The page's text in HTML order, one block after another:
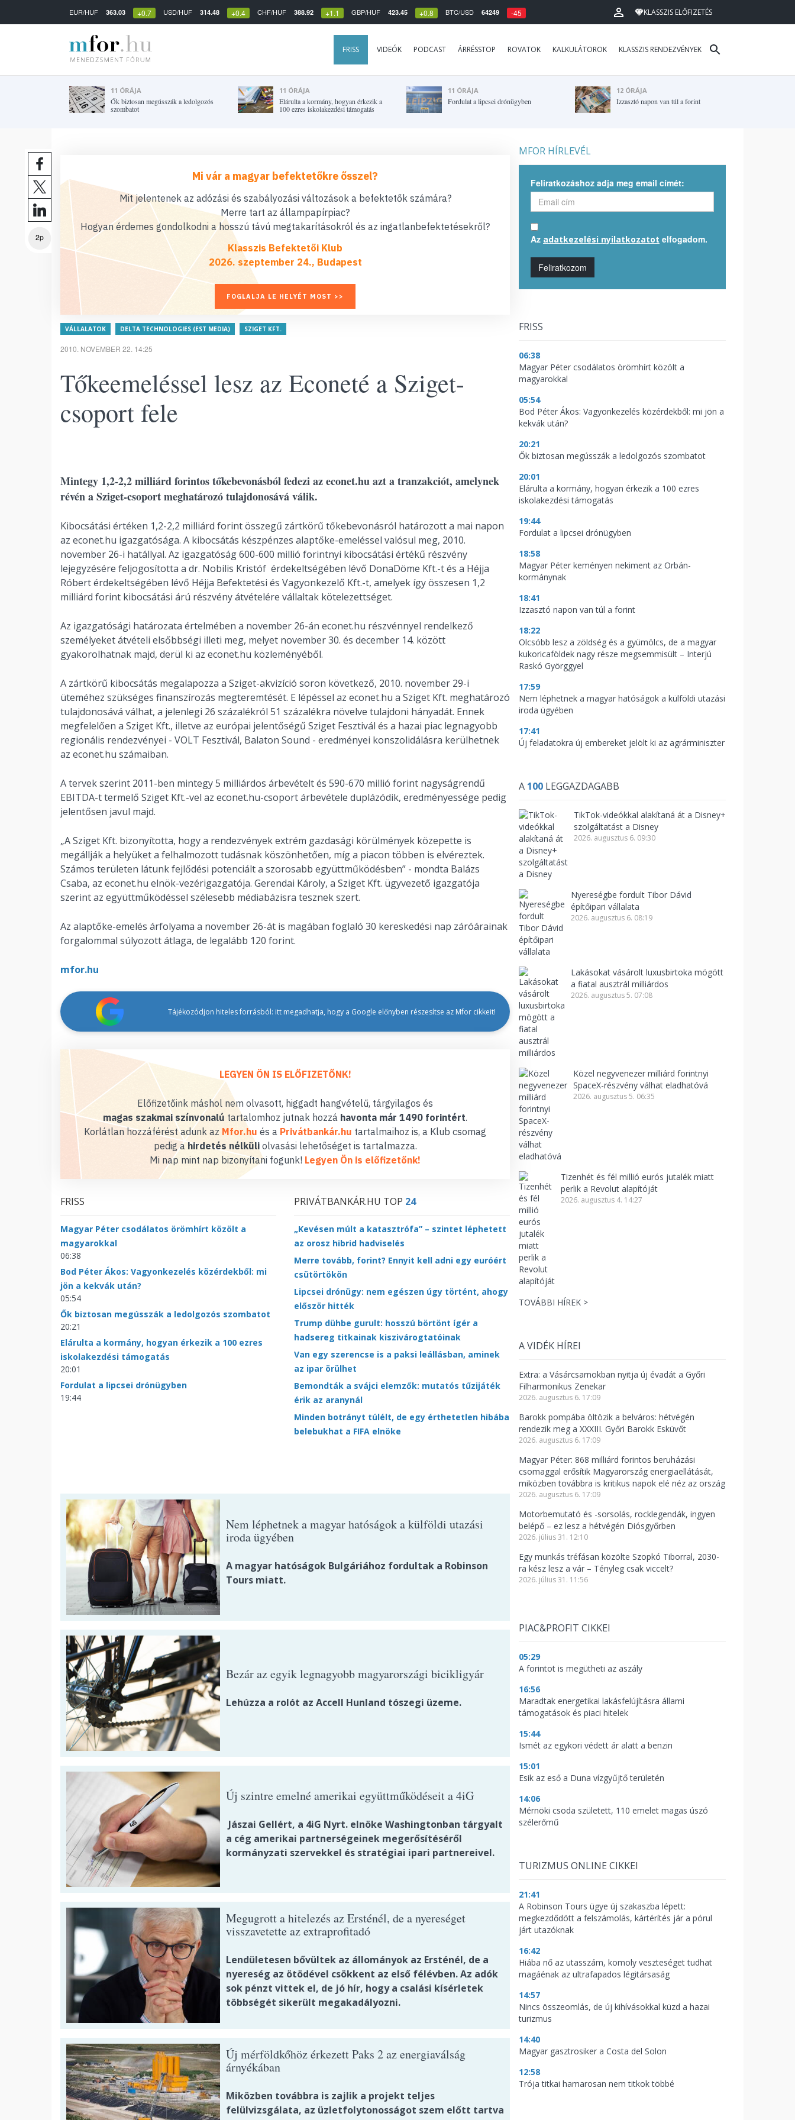
EUR/HUF 363.03 +0.7 USD/HUF 314.48 +0.4 CHF/HUF 388.92 +1.1 GBP/HUF 423.45 +0.8 BTC/USD 64249 -45 KLASSZIS ELŐFIZETÉS
FRISS VIDEÓK PODCAST ÁRRÉSSTOP ROVATOK KALKULÁTOROK KLASSZIS RENDEZVÉNYEK
11 ÓRÁJA
Ők biztosan megússzák a ledolgozós
szombatot
11 ÓRÁJA
Elárulta a kormány, hogyan érkezik a
100 ezres iskolakezdési támogatás
11 ÓRÁJA
Fordulat a lipcsei drónügyben
12 ÓRÁJA
Izzasztó napon van túl a forint
2p
Mi vár a magyar befektetőkre ősszel?
Mit jelentenek az adózási és szabályozási változások a befektetők számára?
Merre tart az állampapírpiac?
Hogyan érdemes gondolkodni a hosszú távú megtakarításokról és az ingatlanbefektetésekről?
Klasszis Befektetői Klub
2026. szeptember 24., Budapest
FOGLALJA LE HELYÉT MOST >>
VÁLLALATOK DELTA TECHNOLOGIES (EST MEDIA) SZIGET KFT.
2010. NOVEMBER 22. 14:25
Tőkeemeléssel lesz az Econeté a Sziget-
csoport fele
Mintegy 1,2-2,2 milliárd forintos tőkebevonásból fedezi az econet.hu azt a tranzakciót, amelynek
révén a Sziget-csoport meghatározó tulajdonosává válik.
Kibocsátási értéken 1,2-2,2 milliárd forint összegű zártkörű tőkebevonásról határozott a mai napon
az econet.hu igazgatósága. A kibocsátás készpénzes alaptőke-emeléssel valósul meg, 2010.
november 26-i hatállyal. Az igazgatóság 600-600 millió forintnyi kibocsátási értékű részvény
lejegyzésére feljogosította a dr. Nobilis Kristóf érdekeltségében lévő DonaDöme Kft.-t és a Héjja
Róbert érdekeltségében lévő Héjja Befektetési és Vagyonkezelő Kft.-t, amelyek így összesen 1,2
milliárd forint kibocsátási árú részvény átvételére vállaltak kötelezettséget.
Az igazgatósági határozata értelmében a november 26-án econet.hu részvénnyel rendelkező
személyeket átvételi elsőbbségi illeti meg, melyet november 30. és december 14. között
gyakorolhatnak majd, derül ki az econet.hu közleményéből.
A zártkörű kibocsátás megalapozza a Sziget-akvizíció soron következő, 2010. november 29-i
üteméhez szükséges finanszírozás megteremtését. E lépéssel az econet.hu a Sziget Kft. meghatározó
tulajdonosává válhat, a jelenlegi 26 százalékról 51 százalékra növelve tulajdoni hányadát. Ennek
megfelelően a Sziget Kft., illetve az európai jelentőségű Sziget Fesztivál és a hazai piac legnagyobb
regionális rendezvényei - VOLT Fesztivál, Balaton Sound - eredményei konszolidálásra kerülhetnek
az econet.hu számaiban.
A tervek szerint 2011-ben mintegy 5 milliárdos árbevételt és 590-670 millió forint nagyságrendű
EBITDA-t termelő Sziget Kft.-vel az econet.hu-csoport árbevétele duplázódik, eredményessége pedig
jelentősen javul majd.
„A Sziget Kft. bizonyította, hogy a rendezvények extrém gazdasági körülmények közepette is
megállják a helyüket a felhalmozott tudásnak köszönhetően, míg a piacon többen is elvéreztek.
Számos területen látunk fejlődési potenciált a szorosabb együttműködésben” - mondta Balázs
Csaba, az econet.hu elnök-vezérigazgatója. Gerendai Károly, a Sziget Kft. ügyvezető igazgatója
szerint az együttműködéssel szélesebb médiabázisra tesznek szert.
Az alaptőke-emelés árfolyama a november 26-át is magában foglaló 30 kereskedési nap záróárainak
forgalommal súlyozott átlaga, de legalább 120 forint.
mfor.hu
Tájékozódjon hiteles forrásból: itt megadhatja, hogy a Google előnyben részesítse az Mfor cikkeit!
LEGYEN ÖN IS ELŐFIZETŐNK!
Előfizetőink máshol nem olvasott, higgadt hangvételű, tárgyilagos és
magas szakmai színvonalú tartalomhoz jutnak hozzá havonta már 1490 forintért.
Korlátlan hozzáférést adunk az Mfor.hu és a Privátbankár.hu tartalmaihoz is, a Klub csomag
pedig ahirdetés nélküliolvasási lehetőséget is tartalmazza.
Mi nap mint nap bizonyítani fogunk! Legyen Ön is előfizetőnk!
FRISS
Magyar Péter csodálatos örömhírt közölt a
magyarokkal
06:38
Bod Péter Ákos: Vagyonkezelés közérdekből: mi
jön a kekvák után?
05:54
Ők biztosan megússzák a ledolgozós szombatot
20:21
Elárulta a kormány, hogyan érkezik a 100 ezres
iskolakezdési támogatás
20:01
Fordulat a lipcsei drónügyben
19:44
PRIVÁTBANKÁR.HU TOP 24
„Kevésen múlt a katasztrófa” – szintet léphetett
az orosz hibrid hadviselés
Merre tovább, forint? Ennyit kell adni egy euróért
csütörtökön
Lipcsei drónügy: nem egészen úgy történt, ahogy
először hitték
Trump dühbe gurult: hosszú börtönt ígér a
hadsereg titkainak kiszivárogtatóinak
Van egy szerencse is a paksi leállásban, aminek
az ipar örülhet
Bemondták a svájci elemzők: mutatós tűzijáték
érik az aranynál
Minden botrányt túlélt, de egy érthetetlen hibába
belebukhat a FIFA elnöke
Nem léphetnek a magyar hatóságok a külföldi utazási
iroda ügyében
A magyar hatóságok Bulgáriához fordultak a Robinson
Tours miatt.
Bezár az egyik legnagyobb magyarországi bicikligyár
Lehúzza a rolót az Accell Hunland tószegi üzeme.
Új szintre emelné amerikai együttműködéseit a 4iG
Jászai Gellért, a 4iG Nyrt. elnöke Washingtonban tárgyalt
a cég amerikai partnerségeinek megerősítéséről
kormányzati szervekkel és stratégiai ipari partnereivel.
Megugrott a hitelezés az Ersténél, de a nyereséget
visszavetette az extraprofitadó
Lendületesen bővültek az állományok az Ersténél, de a
nyereség az ötödével csökkent az első félévben. Az adók
sok pénzt vittek el, de jó hír, hogy a csalási kísérletek
többségét sikerült megakadályozni.
Új mérföldkőhöz érkezett Paks 2 az energiaválság
árnyékában
Miközben továbbra is zajlik a projekt teljes
felülvizsgálata, az üzletfolytonosságot szem előtt tartva
MFOR HÍRLEVÉL
Feliratkozáshoz adja meg email címét:
Az adatkezelési nyilatkozatot elfogadom.
Feliratkozom
FRISS
06:38
Magyar Péter csodálatos örömhírt közölt a
magyarokkal
05:54
Bod Péter Ákos: Vagyonkezelés közérdekből: mi jön a
kekvák után?
20:21
Ők biztosan megússzák a ledolgozós szombatot
20:01
Elárulta a kormány, hogyan érkezik a 100 ezres
iskolakezdési támogatás
19:44
Fordulat a lipcsei drónügyben
18:58
Magyar Péter keményen nekiment az Orbán-
kormánynak
18:41
Izzasztó napon van túl a forint
18:22
Olcsóbb lesz a zöldség és a gyümölcs, de a magyar
kukoricaföldek nagy része megsemmisült – Interjú
Raskó Györggyel
17:59
Nem léphetnek a magyar hatóságok a külföldi utazási
iroda ügyében
17:41
Új feladatokra új embereket jelölt ki az agrárminiszter
A 100 LEGGAZDAGABB
TikTok-videókkal alakítaná át a Disney+
szolgáltatást a Disney
2026. augusztus 6. 09:30
Nyereségbe fordult Tibor Dávid
építőipari vállalata
2026. augusztus 6. 08:19
Lakásokat vásárolt luxusbirtoka mögött
a fiatal ausztrál milliárdos
2026. augusztus 5. 07:08
Közel negyvenezer milliárd forintnyi
SpaceX-részvény válhat eladhatóvá
2026. augusztus 5. 06:35
Tizenhét és fél millió eurós jutalék miatt
perlik a Revolut alapítóját
2026. augusztus 4. 14:27
TOVÁBBI HÍREK >
A VIDÉK HÍREI
Extra: a Vásárcsarnokban nyitja új évadát a Győri
Filharmonikus Zenekar
2026. augusztus 6. 17:09
Barokk pompába öltözik a belváros: hétvégén
rendezik meg a XXXIII. Győri Barokk Esküvőt
2026. augusztus 6. 17:09
Magyar Péter: 868 milliárd forintos beruházási
csomaggal erősítik Magyarország energiaellátását,
miközben továbbra is kritikus napok elé néz az ország
2026. augusztus 6. 17:09
Motorbemutató és -sorsolás, rocklegendák, ingyen
belépő – ez lesz a hétvégén Diósgyőrben
2026. július 31. 12:10
Egy munkás tréfásan közölte Szopkó Tiborral, 2030-
ra kész lesz a vár – Tényleg csak viccelt?
2026. július 31. 11:56
PIAC&PROFIT CIKKEI
05:29
A forintot is megütheti az aszály
16:56
Maradtak energetikai lakásfelújításra állami
támogatások és piaci hitelek
15:44
Ismét az egykori védett ár alatt a benzin
15:01
Esik az eső a Duna vízgyűjtő területén
14:06
Mérnöki csoda született, 110 emelet magas úszó
szélerőmű
TURIZMUS ONLINE CIKKEI
21:41
A Robinson Tours ügye új szakaszba lépett:
megkezdődött a felszámolás, kártérítés jár a pórul
járt utazóknak
16:42
Hiába nő az utasszám, komoly veszteséget tudhat
magáénak az ultrafapados légitársaság
14:57
Nincs összeomlás, de új kihívásokkal küzd a hazai
turizmus
14:40
Magyar gasztrosiker a Costa del Solon
12:58
Trója titkai hamarosan nem titkok többé